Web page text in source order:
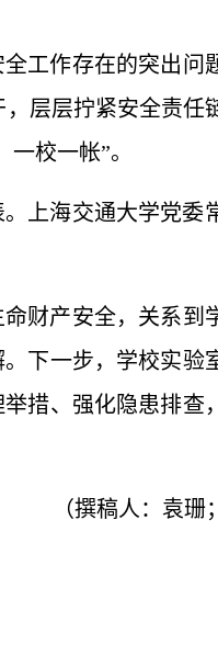
工作存在的突出问
层层拧紧安全责任
校一帐”。
上海交通大学党委
财产安全，关系到
下一步，学校实验
措、强化隐患排查
（撰稿人：袁珊